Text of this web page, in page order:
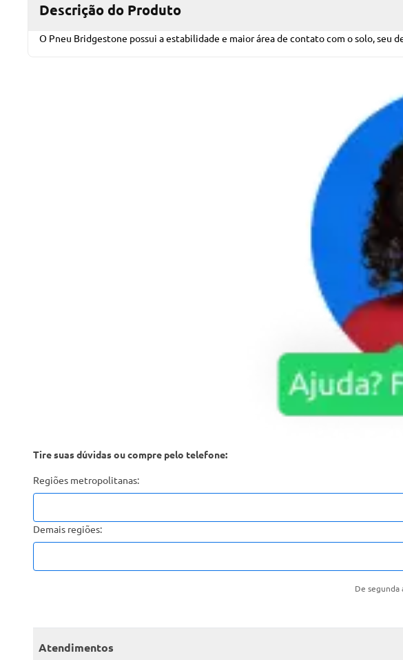
Descrição do Produto
O Pneu Bridgestone possui a estabilidade e maior área de contato com o solo,
Tire suas dúvidas ou compre pelo telefone:
Regiões metropolitanas:
Demais regiões:
De segunda
Atendimentos